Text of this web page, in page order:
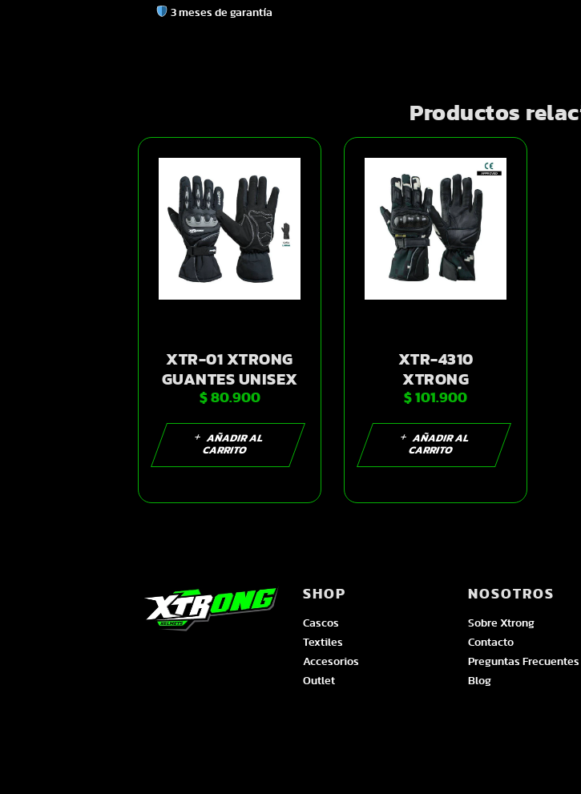
3 meses de garantía
Productos
XTR-01 XTRONG
GUANTES UNISEX
NEGRO XL |
SKU6808
$80.900
AÑADIR AL
CARRITO
XTR-4310
XTRONG
GUANTES
HOMBRE VERDE-
MILITAR XL |
SKU14275
$ 101.900
AÑADIR AL
CARRITO
SHOP
Cascos
Textiles
Accesorios
Outlet
NOSOTROS
Sobre Xtrong
Contacto
Preguntas Frecuentes
Blog